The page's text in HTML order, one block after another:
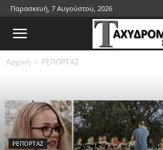
Παρασκευή, 7 Αυγούστου, 2026
Αρχική ΡΕΠΟΡΤΑΖ
ΡΕΠΟΡΤΑΖ